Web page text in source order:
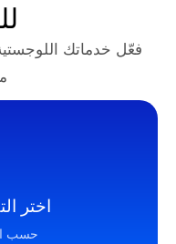
اللوجستية واربطها مع
اختر التطبيق
حسب احتياجك التشغيلي.